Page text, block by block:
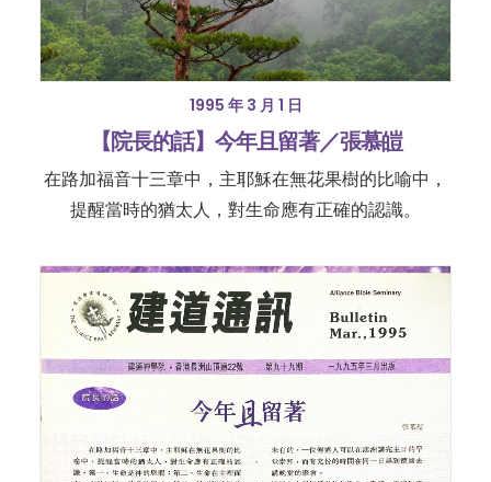
1995 年 3 月 1 日
【院長的話】今年且留著／張慕皚
在路加福音十三章中，主耶穌在無花果樹的比喻中，
提醒當時的猶太人，對生命應有正確的認識。